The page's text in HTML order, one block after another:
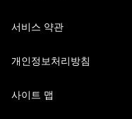
서비스 약관
개인정보처리방침
사이트 맵